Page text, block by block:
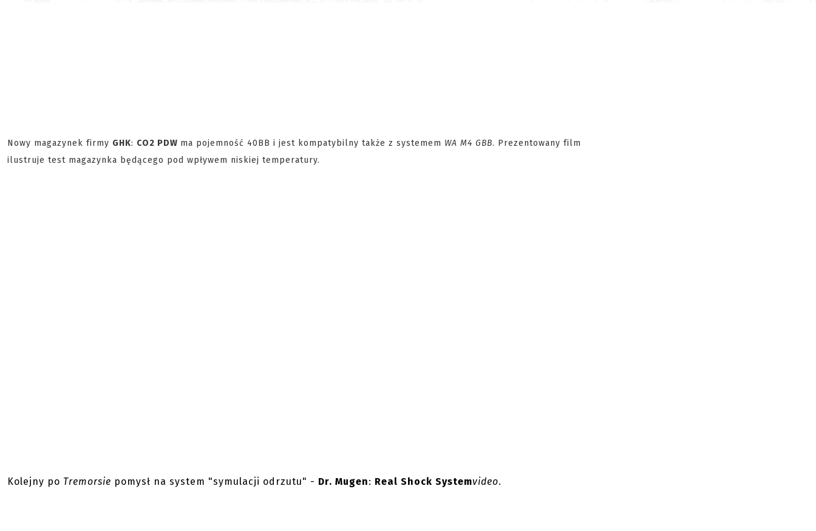
Nowy magazynek firmy GHK: CO2 PDW ma pojemność 40BB i jest kompatybilny także z systemem WA M4 GBB. Prezentowany film
ilustruje test magazynka będącego pod wpływem niskiej temperatury.
Kolejny po Tremorsie pomysł na system "symulacji odrzutu" - Dr. Mugen: Real Shock Systemvideo.